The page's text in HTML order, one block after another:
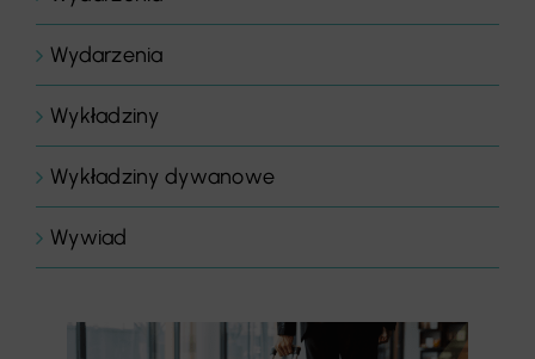
Wydarzenia
Wykładziny
Wykładziny dywanowe
Wywiad